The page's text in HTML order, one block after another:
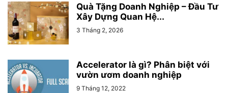
Quà Tặng Doanh Nghiệp – Đầu Tư
Xây Dựng Quan Hệ...
3 Tháng 2, 2026
Accelerator là gì? Phân biệt với
vườn ươm doanh nghiệp
9 Tháng 12, 2022